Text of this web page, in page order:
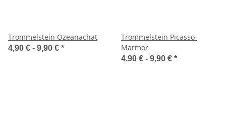
Trommelstein Ozeanachat
4,90 € - 9,90 € *
Trommelstein Picasso-
Marmor
4,90 € - 9,90 € *